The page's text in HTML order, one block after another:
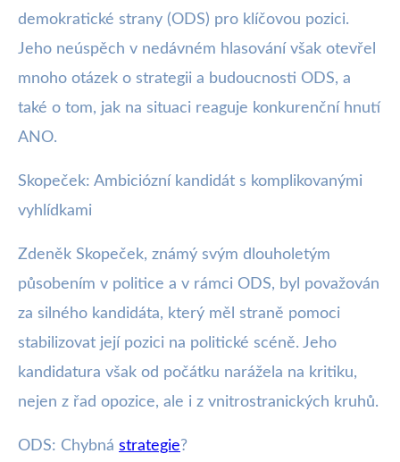
demokratické strany (ODS) pro klíčovou pozici.
Jeho neúspěch v nedávném hlasování však otevřel
mnoho otázek o strategii a budoucnosti ODS, a
také o tom, jak na situaci reaguje konkurenční hnutí
ANO.
Skopeček: Ambiciózní kandidát s komplikovanými
vyhlídkami
Zdeněk Skopeček, známý svým dlouholetým
působením v politice a v rámci ODS, byl považován
za silného kandidáta, který měl straně pomoci
stabilizovat její pozici na politické scéně. Jeho
kandidatura však od počátku narážela na kritiku,
nejen z řad opozice, ale i z vnitrostranických kruhů.
ODS: Chybná strategie?